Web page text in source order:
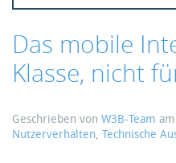
Das mobile
Klasse, nicht
Geschrieben von W3B-Team am
Nutzerverhalten, Technische